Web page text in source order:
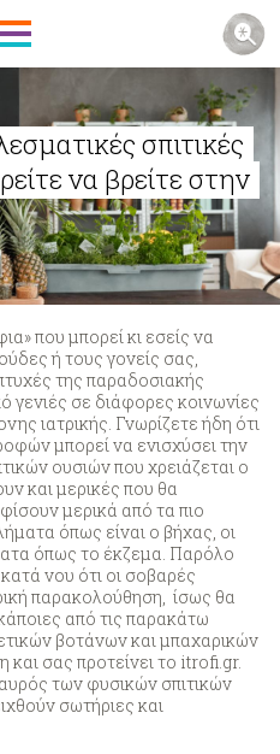
σπιτικές
να βρείτε στην
που μπορεί κι εσείς να
ή τους γονείς σας,
της παραδοσιακής
σε διάφορες κοινωνίες
ιατρικής. Γνωρίζετε ήδη ότι
μπορεί να ενισχύσει την
ουσιών που χρειάζεται ο
και μερικές που θα
μερικά από τα πιο
όπως είναι ο βήχας, οι
όπως το έκζεμα. Παρόλο
νου ότι οι σοβαρές
παρακολούθηση, ίσως θα
από τις παρακάτω
βοτάνων και μπαχαρικών
σας προτείνει το itrofi.gr.
των φυσικών σπιτικών
σωτήριες και